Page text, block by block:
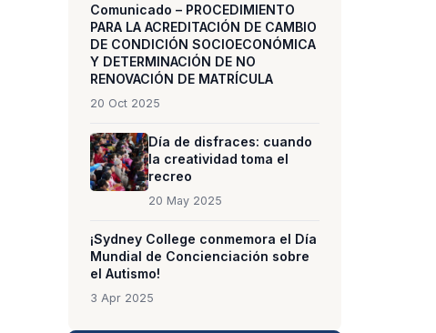
Comunicado – PROCEDIMIENTO
PARA LA ACREDITACIÓN DE CAMBIO
DE CONDICIÓN SOCIOECONÓMICA
Y DETERMINACIÓN DE NO
RENOVACIÓN DE MATRÍCULA
20 Oct 2025
Día de disfraces: cuando
la creatividad toma el
recreo
20 May 2025
¡Sydney College conmemora el Día
Mundial de Concienciación sobre
el Autismo!
3 Apr 2025